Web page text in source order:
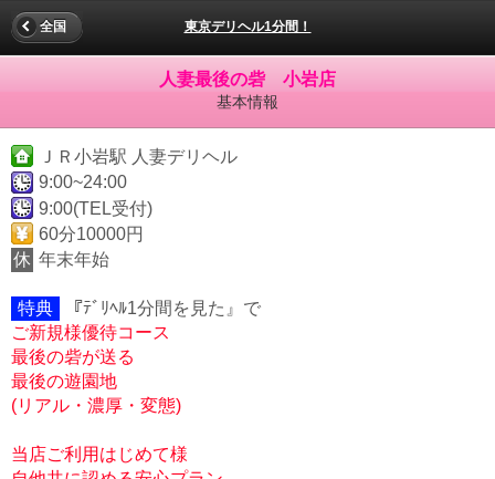
東京デリヘル1分間！
全国
人妻最後の砦 小岩店
基本情報
ＪＲ小岩駅 人妻デリヘル
9:00~24:00
9:00(TEL受付)
60分10000円
休 年末年始
特典
『ﾃﾞﾘﾍﾙ1分間を見た』で
ご新規様優待コース
最後の砦が送る
最後の遊園地
(リアル・濃厚・変態)
当店ご利用はじめて様